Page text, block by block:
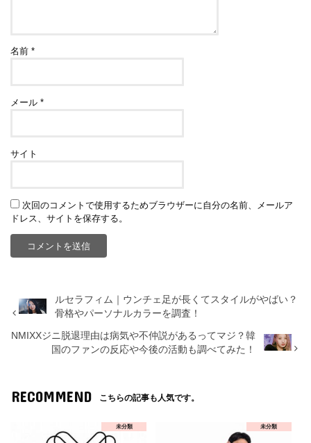
名前*
メール*
サイト
次回のコメントで使用するためブラウザーに自分の名前、メールア
ドレス、サイトを保存する。
ルセラフィム｜ウンチェ足が長くてスタイルがやばい？
骨格やパーソナルカラーを調査！
NMIXXジニ脱退理由は病気や不仲説があるってマジ？韓
国のファンの反応や今後の活動も調べてみた！
RECOMMEND こちらの記事も人気です。
未分類 未分類